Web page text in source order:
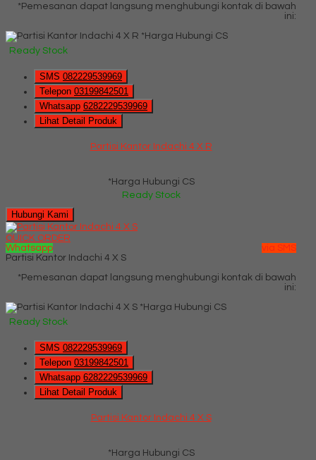
*Pemesanan dapat langsung menghubungi kontak di bawah
ini:
*Harga Hubungi CS
Ready Stock
SMS 082229539969
Telepon 03199842501
Whatsapp 6282229539969
Lihat Detail Produk
Partisi Kantor Indachi 4 X R
*Harga Hubungi CS
Ready Stock
Hubungi Kami
QUICK ORDER
Whatsapp
via SMS
Partisi Kantor Indachi 4 X S
*Pemesanan dapat langsung menghubungi kontak di bawah
ini:
*Harga Hubungi CS
Ready Stock
SMS 082229539969
Telepon 03199842501
Whatsapp 6282229539969
Lihat Detail Produk
Partisi Kantor Indachi 4 X S
*Harga Hubungi CS